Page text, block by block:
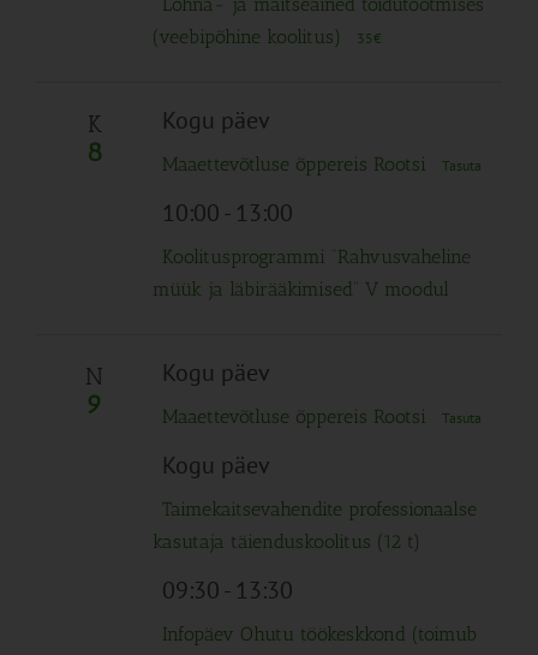
Lõhna- ja maitseained toidutootmises
(veebipõhine koolitus)
35€
K
8
Kogu päev
Maaettevõtluse õppereis Rootsi Tasuta
10:00- 13:00
Koolitusprogrammi “Rahvusvaheline
müük ja läbirääkimised” V moodul
N
9
Kogu päev
Maaettevõtluse õppereis Rootsi Tasuta
Kogu päev
Taimekaitsevahendite professionaalse
kasutaja täienduskoolitus (12 t)
09:30- 13:30
Infopäev Ohutu töökeskkond (toimub